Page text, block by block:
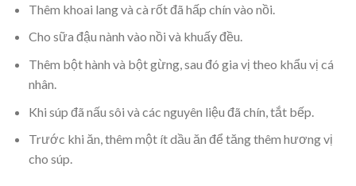
Thêm khoai lang và cà rốt đã hấp chín vào nồi.
Cho sữa đậu nành vào nồi và khuấy đều.
Thêm bột hành và bột gừng, sau đó gia vị theo khẩu vị cá
nhân.
Khi súp đã nấu sôi và các nguyên liệu đã chín, tắt bếp.
Trước khi ăn, thêm một ít dầu ăn để tăng thêm hương vị
cho súp.